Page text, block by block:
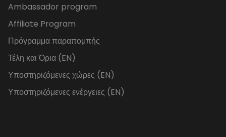
Ambassador program
Affiliate Program
Πρόγραμμα παραπομπής
Τέλη και Όρια (EN)
Υποστηριζόμενες χώρες (EN)
Υποστηριζόμενες ενέργειες (EN)